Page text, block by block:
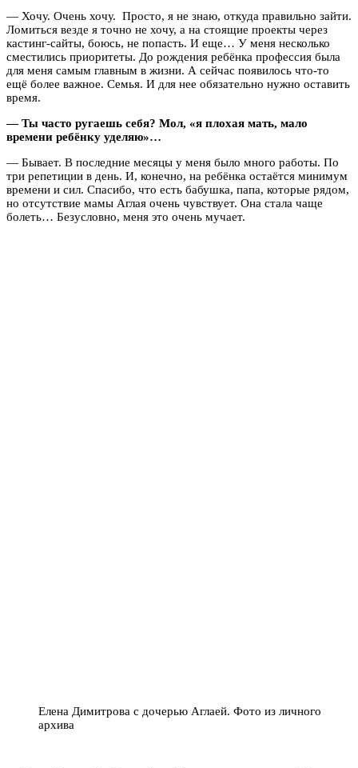
— Хочу. Очень хочу. Просто, я не знаю, откуда правильно зайти.
Ломиться везде я точно не хочу, а на стоящие проекты через
кастинг-сайты, боюсь, не попасть. И еще… У меня несколько
сместились приоритеты. До рождения ребёнка профессия была
для меня самым главным в жизни. А сейчас появилось что-то
ещё более важное. Семья. И для нее обязательно нужно оставить
время.
— Ты часто ругаешь себя? Мол, «я плохая мать, мало
времени ребёнку уделяю»…
— Бывает. В последние месяцы у меня было много работы. По
три репетиции в день. И, конечно, на ребёнка остаётся минимум
времени и сил. Спасибо, что есть бабушка, папа, которые рядом,
но отсутствие мамы Аглая очень чувствует. Она стала чаще
болеть… Безусловно, меня это очень мучает.
Елена Димитрова с дочерью Аглаей. Фото из личного
архива